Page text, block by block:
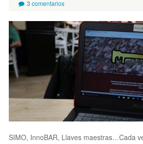
3 comentarios
SIMO, InnoBAR, Llaves maestras…Cada